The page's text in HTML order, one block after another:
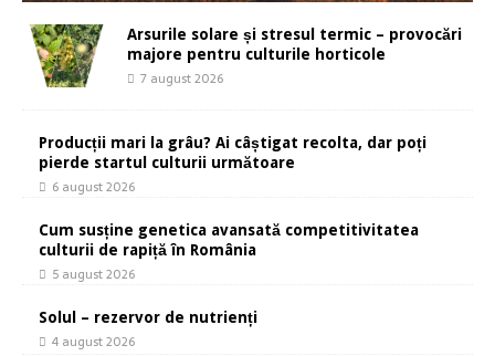
Arsurile solare și stresul termic – provocări
majore pentru culturile horticole
7 august 2026
Producții mari la grâu? Ai câștigat recolta, dar poți
pierde startul culturii următoare
6 august 2026
Cum susține genetica avansată competitivitatea
culturii de rapiță în România
5 august 2026
Solul – rezervor de nutrienți
4 august 2026